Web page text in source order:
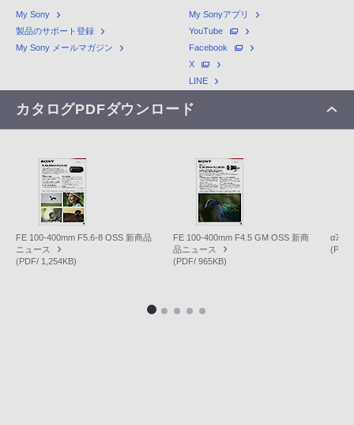
My Sony
製品のサポート登録
My Sony メールマガジン
My Sonyアプリ
YouTube
Facebook
X
LINE
カタログPDFダウンロード
FE 100-400mm F5.6-8 OSS 新商品
ニュース
(PDF/ 1,254KB)
FE 100-400mm F4.5 GM OSS 新商
品ニュース
(PDF/ 965KB)
α7R